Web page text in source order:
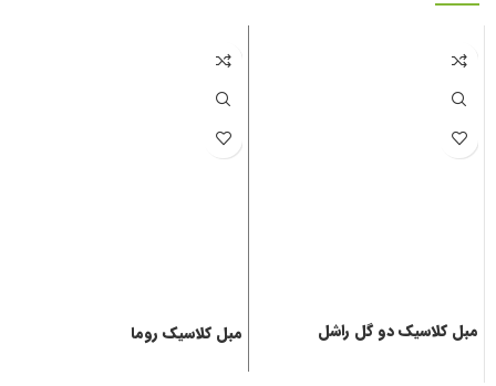
مبل کلاسیک دو گل راشل مبل کلاسیک روما